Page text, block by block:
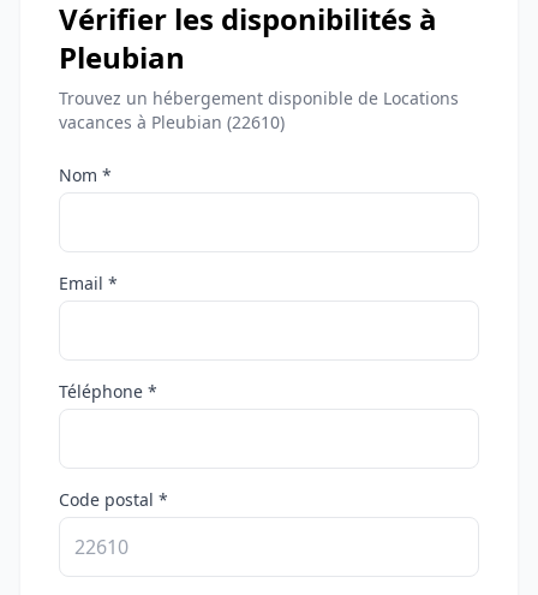
Vérifier les disponibilités à
Pleubian
Trouvez un hébergement disponible de Locations
vacances à Pleubian (22610)
Nom *
Email *
Téléphone *
Code postal *